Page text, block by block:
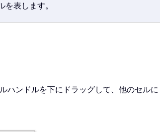
表します。
ハンドルを下にドラッグして、他のセルに